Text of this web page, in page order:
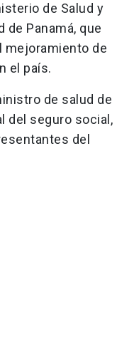
de Salud y
de Panamá, que
mejoramiento de
el país.
de salud de
del seguro social,
del